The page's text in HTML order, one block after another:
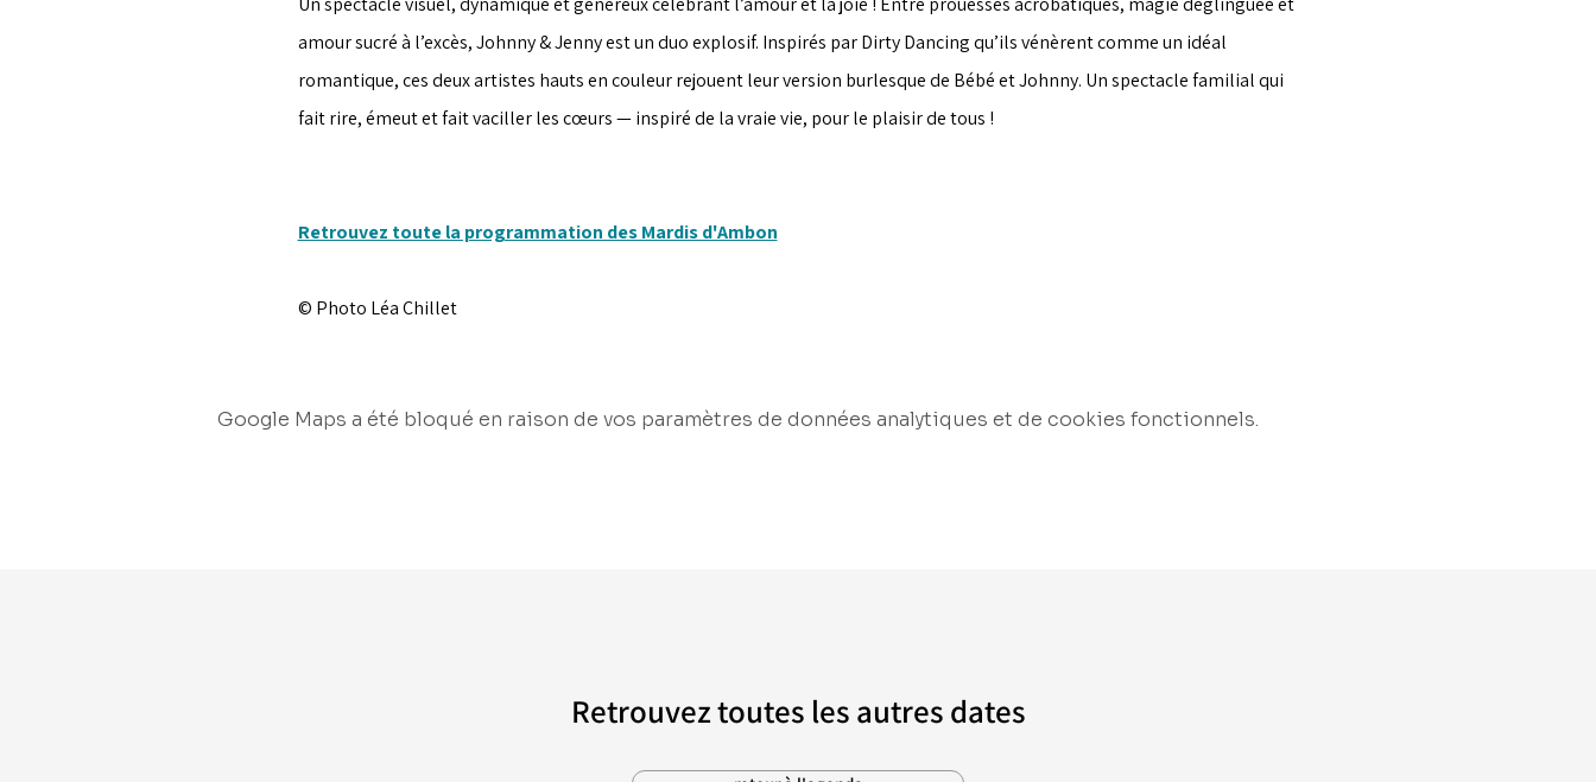
amour sucré à l’excès, Johnny & Jenny est un duo explosif. Inspirés par Dirty Dancing qu’ils vénèrent comme un idéal
romantique, ces deux artistes hauts en couleur rejouent leur version burlesque de Bébé et Johnny. Un spectacle familial qui
fait rire, émeut et fait vaciller les cœurs — inspiré de la vraie vie, pour le plaisir de tous !
Retrouvez toute la programmation des Mardis d'Ambon
© Photo Léa Chillet
Google Maps a été bloqué en raison de vos paramètres de données analytiques et de cookies fonctionnels.
Retrouvez toutes les autres dates